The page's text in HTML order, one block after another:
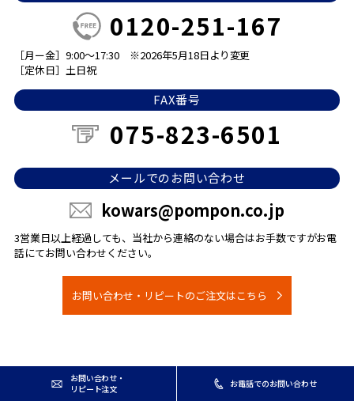
0120-251-167
［月ー金］9:00～17:30
※2026年5月18日より変更
［定休日］土日祝
FAX番号
075-823-6501
メールでのお問い合わせ
kowars@pompon.co.jp
3営業日以上経過しても、当社から連絡のない場合はお手数ですがお電
話にてお問い合わせください。
お問い合わせ・リピートのご注文はこちら
お問い合わせ・
リピート注文
お電話でのお問い合わせ